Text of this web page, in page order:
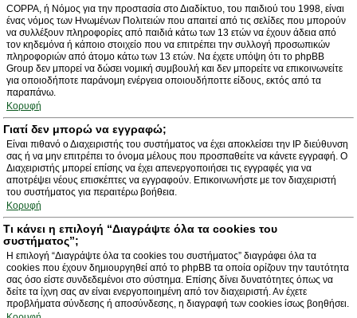
COPPA, ή Νόμος για την προστασία στο Διαδίκτυο, του παιδιού του 1998, είναι
ένας νόμος των Ηνωμένων Πολιτειών που απαιτεί από τις σελίδες που μπορούν
να συλλέξουν πληροφορίες από παιδιά κάτω των 13 ετών να έχουν άδεια από
τον κηδεμόνα ή κάποιο στοιχείο που να επιτρέπει την συλλογή προσωπικών
πληροφοριών από άτομο κάτω των 13 ετών. Να έχετε υπόψη ότι το phpBB
Group δεν μπορεί να δώσει νομική συμβουλή και δεν μπορείτε να επικοινωνείτε
για οποιοδήποτε παράνομη ενέργεια οποιουδήποττε είδους, εκτός από τα
παραπάνω.
Κορυφή
Γιατί δεν μπορώ να εγγραφώ;
Είναι πιθανό ο Διαχειριστής του συστήματος να έχει αποκλείσει την IP διεύθυνση
σας ή να μην επιτρέπει το όνομα μέλους που προσπαθείτε να κάνετε εγγραφή. Ο
Διαχειριστής μπορεί επίσης να έχει απενεργοποιήσει τις εγγραφές για να
αποτρέψει νέους επισκέπτες να εγγραφούν. Επικοινωνήστε με τον διαχειριστή
του συστήματος για περαιτέρω βοήθεια.
Κορυφή
Τι κάνει η επιλογή “Διαγράψτε όλα τα cookies του
συστήματος”;
Η επιλογή “Διαγράψτε όλα τα cookies του συστήματος” διαγράφει όλα τα
cookies που έχουν δημιουργηθεί από το phpBB τα οποία ορίζουν την ταυτότητα
σας όσο είστε συνδεδεμένοι στο σύστημα. Επίσης δίνει δυνατότητες όπως να
δείτε τα ίχνη σας αν είναι ενεργοποιημένη από τον διαχειριστή. Αν έχετε
προβλήματα σύνδεσης ή αποσύνδεσης, η διαγραφή των cookies ίσως βοηθήσει.